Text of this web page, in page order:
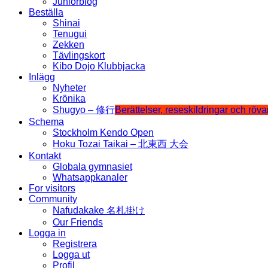
Beställa
Shinai
Tenugui
Zekken
Tävlingskort
Kibo Dojo Klubbjacka
Inlägg
Nyheter
Krönika
Shugyo – 修行Berättelser, reseskildringar och
Schema
Stockholm Kendo Open
Hoku Tozai Taikai – 北東西 大会
Kontakt
Globala gymnasiet
Whatsappkanaler
For visitors
Community
Nafudakake 名札掛け
Our Friends
Logga in
Registrera
Logga ut
Profil